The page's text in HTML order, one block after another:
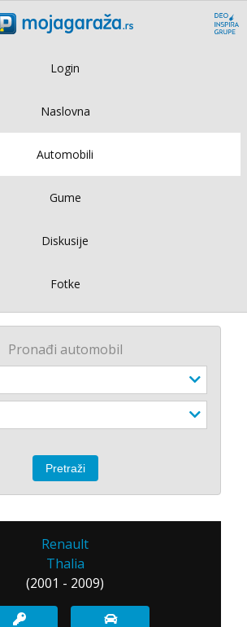
Login
Naslovna
Automobili
Gume
Diskusije
Fotke
Pronađi automobil
Renault
Thalia
(2001 - 2009)